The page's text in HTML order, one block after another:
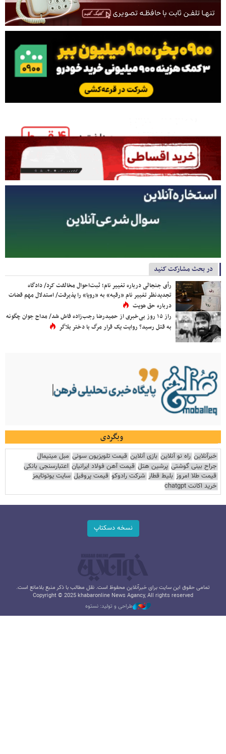
در بحث مشارکت کنید
رأی جنجالی درباره تغییر نام؛ ثبت‌احوال مخالفت کرد/ دادگاه
تجدیدنظر تغییر نام «رقیه» به «رویا» را پذیرفت/ استدلال مهم قضات
درباره حق هویت
راز ۱۵ روز بی‌خبری از حمیدرضا رجب‌زاده فاش شد/ مداح جوان چگونه
به قتل رسید؟ روایت یک قرار مرگ با دختر بلاگر
وبگردی
خبرآنلاین راه نو آنلاین بازی آنلاین قیمت تلویزیون سونی مبل مینیمال
جراح بینی گوشتی پرشین هتل قیمت آهن فولاد ایرانیان اعتبارسنجی بانکی
قیمت طلا امروز بلیط قطار شرکت رادوکو قیمت پروفیل سایت یوتوتایمز
خرید اکانت chatgpt
نسخه دسکتاپ
تمامی حقوق این سایت برای خبرآنلاین محفوظ است. نقل مطالب با ذکر منبع بلامانع است.
Copyright © 2025 khabaronline News Agancy, All rights reserved
طراحی و تولید: نستوه